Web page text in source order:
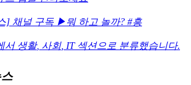
] 채널 구독 ▶뭐 하고 놀까? #흥
서 생활, 사회, IT섹션으로 분류했습니다.